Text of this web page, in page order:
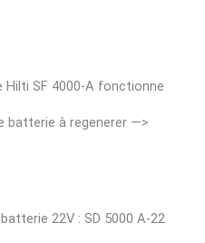
SF 4000-A fonctionne
batterie à regenerer —>
22V : SD 5000 A-22